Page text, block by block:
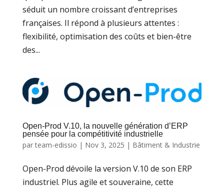
séduit un nombre croissant d’entreprises
françaises. Il répond à plusieurs attentes :
flexibilité, optimisation des coûts et bien-être
des...
Open-Prod V.10, la nouvelle génération d’ERP
pensée pour la compétitivité industrielle
parteam-edissio | Nov 3, 2025 | Bâtiment & Industrie
Open-Prod dévoile la version V.10 de son ERP
industriel. Plus agile et souveraine, cette